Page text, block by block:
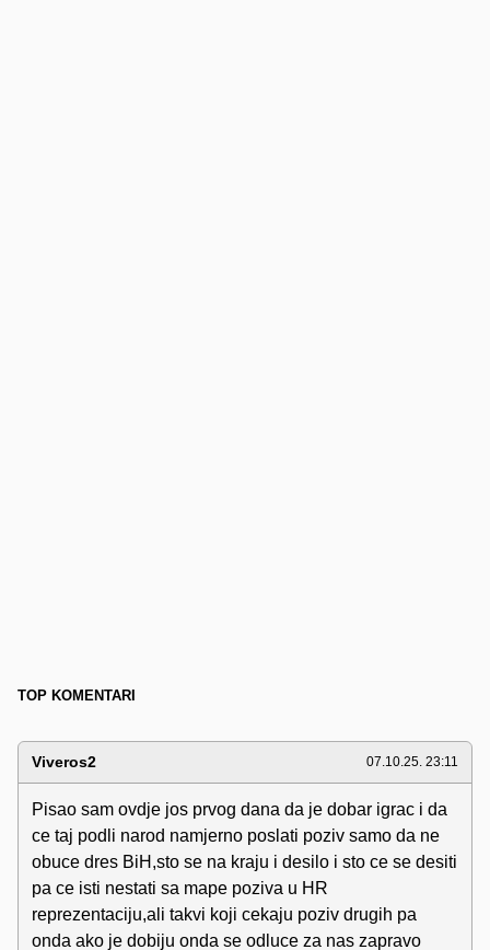
TOP KOMENTARI
Viveros2 07.10.25. 23:11
Pisao sam ovdje jos prvog dana da je dobar igrac i da
ce taj podli narod namjerno poslati poziv samo da ne
obuce dres BiH,sto se na kraju i desilo i sto ce se desiti
pa ce isti nestati sa mape poziva u HR
reprezentaciju,ali takvi koji cekaju poziv drugih pa
onda ako je dobiju onda se odluce za nas zapravo